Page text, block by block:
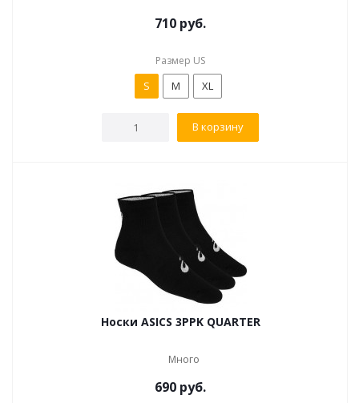
710 руб.
Размер US
S M XL
В корзину
Носки ASICS 3PPK QUARTER
Много
690 руб.